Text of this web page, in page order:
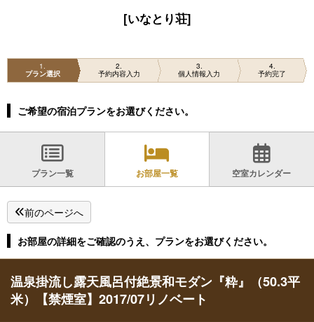
[いなとり荘]
1
プラン選択
2
予約内容入力
3
個人情報入力
4
予約完了
ご希望の宿泊プランをお選びください。
プラン一覧 お部屋一覧 空室カレンダー
前のページへ
お部屋の詳細をご確認のうえ、プランをお選びください。
温泉掛流し露天風呂付絶景和モダン『粋』（50.3平
米）【禁煙室】2017/07リノベート